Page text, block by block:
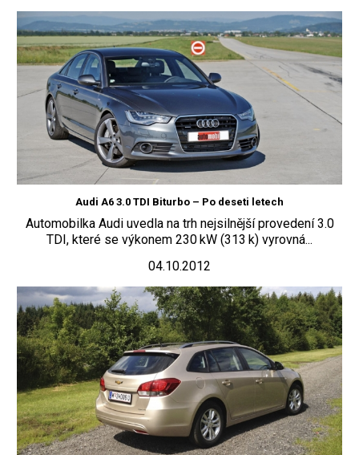
Audi A6 3.0 TDI Biturbo – Po deseti letech
Automobilka Audi uvedla na trh nejsilnější provedení 3.0
TDI, které se výkonem 230 kW (313 k) vyrovná...
04.10.2012